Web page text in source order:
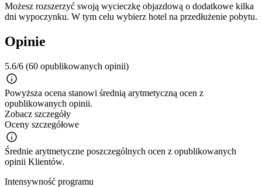
Możesz rozszerzyć swoją wycieczkę objazdową o dodatkowe kilka
dni wypoczynku. W tym celu wybierz hotel na przedłużenie pobytu.
Opinie
5.6/6 (60 opublikowanych opinii)
Powyższa ocena stanowi średnią arytmetyczną ocen z
opublikowanych opinii.
Zobacz szczegóły
Oceny szczegółowe
Średnie arytmetyczne poszczególnych ocen z opublikowanych
opinii Klientów.
Intensywność programu